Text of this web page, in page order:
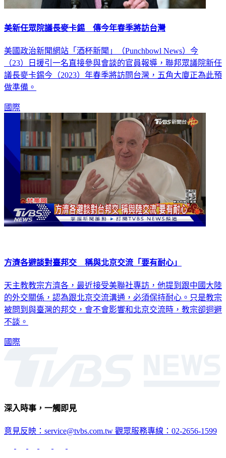
美新任眾院議長麥卡錫 傳今年春季將訪台灣
美國政治新聞網站「酒杯新聞」（Punchbowl News）今
（23）日援引一名直接參與會談的官員報導，聯邦眾議院新任
議長麥卡錫今（2023）年春季將訪問台灣，五角大廈正為此預
做準備。
國際
方濟各避談對臺邦交 稱與北京交流「要有耐心」
天主教教宗方濟各，最近接受美聯社專訪，他提到跟中國大陸
的外交關係，認為跟北京交流溝通，必須保持耐心。只是教宗
被問到與臺灣的邦交，會不會影響和北京交流時，教宗卻迴避
不談。
國際
深入時事，一觸即見
意見反映：service@tvbs.com.tw 觀眾服務專線：02-2656-1599